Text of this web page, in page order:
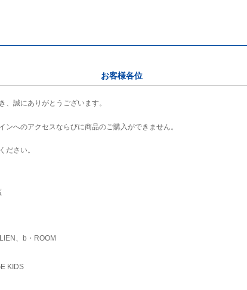
お客様各位
、誠にありがとうございます。
へのアクセスならびに商品のご購入ができません。
ださい。
、b・ROOM
KIDS